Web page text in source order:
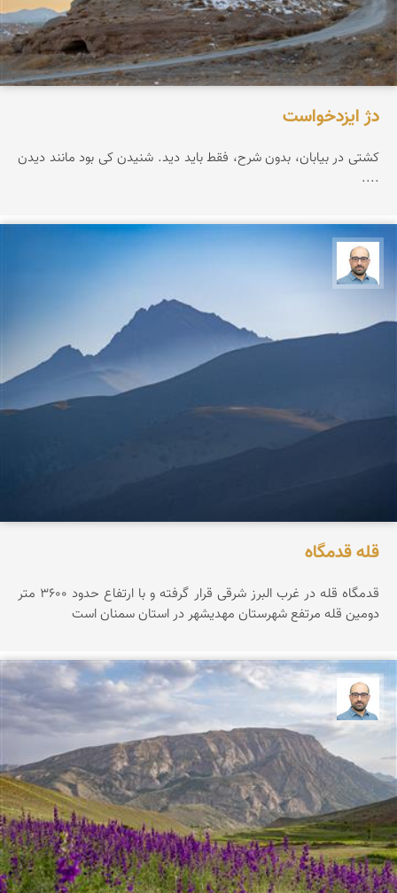
دژ ایزدخواست
کشتی در بیابان، بدون شرح، فقط باید دید. شنیدن کی بود مانند دیدن
....
قله قدمگاه
قدمگاه قله در غرب البرز شرقی قرار گرفته و با ارتفاع حدود ۳۶0۰ متر
دومین قله مرتفع شهرستان مهدیشهر در استان سمنان است